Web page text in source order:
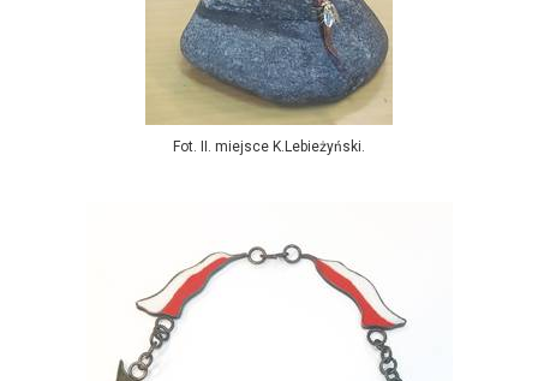
Fot. II. miejsce K.Lebieżyński.